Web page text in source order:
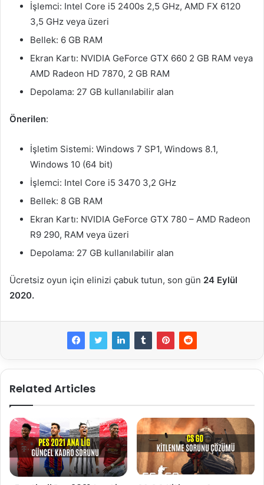
İşlemci: Intel Core i5 2400s 2,5 GHz, AMD FX 6120
3,5 GHz veya üzeri
Bellek: 6 GB RAM
Ekran Kartı: NVIDIA GeForce GTX 660 2 GB RAM veya
AMD Radeon HD 7870, 2 GB RAM
Depolama: 27 GB kullanılabilir alan
Önerilen:
İşletim Sistemi: Windows 7 SP1, Windows 8.1,
Windows 10 (64 bit)
İşlemci: Intel Core i5 3470 3,2 GHz
Bellek: 8 GB RAM
Ekran Kartı: NVIDIA GeForce GTX 780 – AMD Radeon
R9 290, RAM veya üzeri
Depolama: 27 GB kullanılabilir alan
Ücretsiz oyun için elinizi çabuk tutun, son gün 24 Eylül
2020.
Related Articles